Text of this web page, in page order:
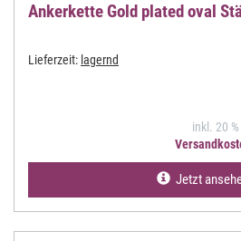
Ankerkette Gold plated oval
Lieferzeit: lagernd
inkl. 20
Jetzt